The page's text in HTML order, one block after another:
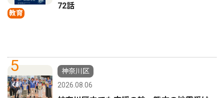
教育
72話
5
神奈川区
2026.08.06